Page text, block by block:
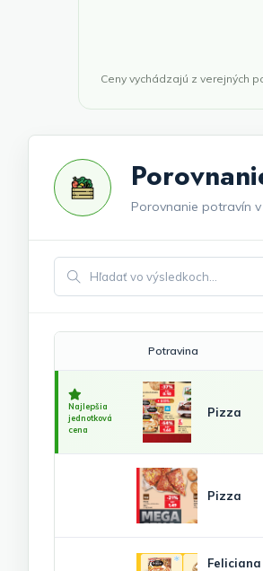
Ceny vychádzajú z verejných
Porovnanie potravín
Hľadať vo výsledkoch
Potravina
Najlepšia
jednotková
cena
Pizza
Pizza